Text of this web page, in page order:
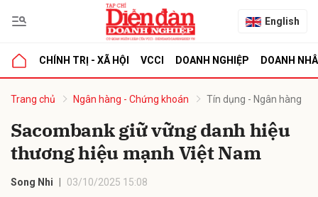
English
CHÍNH TRỊ - XÃ HỘI VCCI DOANH NGHIỆP DOANH
Trang chủ Ngân hàng - Chứng khoán Tín dụng - Ngân hàng
Sacombank giữ vững danh hiệu
thương hiệu mạnh Việt Nam
Song Nhi 03/10/2025 15:08
luận